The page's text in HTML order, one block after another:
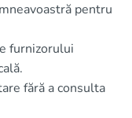
pentru
furnizorului
fără a consulta